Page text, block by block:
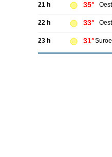
21 h 35°
22 h 33°
23 h 31°